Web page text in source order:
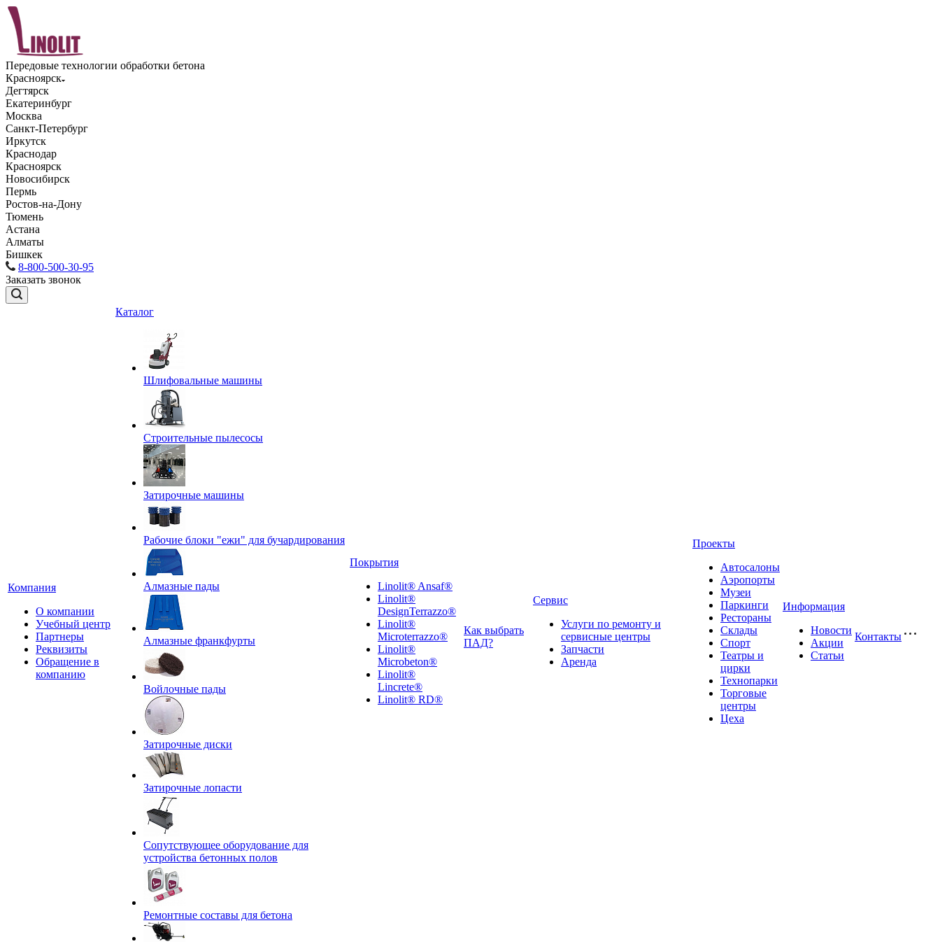
Передовые технологии обработки бетона
Красноярск
Дегтярск
Екатеринбург
Москва
Санкт-Петербург
Иркутск
Краснодар
Красноярск
Новосибирск
Пермь
Ростов-на-Дону
Тюмень
Астана
Алматы
Бишкек
8-800-500-30-95
Заказать звонок
Компания
О компании
Учебный центр
Партнеры
Реквизиты
Обращение в
компанию
Каталог
Шлифовальные машины
Строительные пылесосы
Затирочные машины
Рабочие блоки "ежи" для бучардирования
Алмазные пады
Алмазные франкфурты
Войлочные пады
Затирочные диски
Затирочные лопасти
Сопутствующее оборудование для
устройства бетонных полов
Ремонтные составы для бетона
Покрытия
Linolit® Ansaf®
Linolit®
DesignTerrazzo®
Linolit®
Microterrazzo®
Linolit®
Microbeton®
Linolit®
Lincrete®
Linolit® RD®
Как выбрать
ПАД?
Сервис
Услуги по ремонту и
сервисные центры
Запчасти
Аренда
Проекты
Автосалоны
Аэропорты
Музеи
Паркинги
Рестораны
Склады
Спорт
Театры и
цирки
Технопарки
Торговые
центры
Цеха
Информация
Новости
Акции
Статьи
Контакты